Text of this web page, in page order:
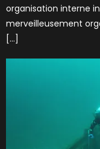
organisation interne
merveilleusement
[…]